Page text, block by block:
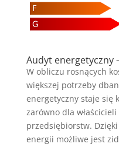
Audyt energetyczny
W obliczu rosnących
większej potrzeby
energetyczny staje się
zarówno dla
przedsiębiorstw. Dzięki
energii możliwe jest